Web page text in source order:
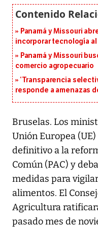
Panamá y Missouri
incorporar tecnología
Panamá y Missouri
comercio agropecuario
‘Transparencia
responde a amenazas
Bruselas. Los
Unión Europea
definitivo a la
Común (PAC) y
medidas para
alimentos. El
Agricultura
pasado mes de